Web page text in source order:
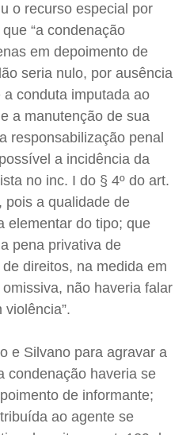
o recurso especial por
“a condenação
em depoimento de
seria nulo, por ausência
conduta imputada ao
a manutenção de sua
responsabilização penal
a incidência da
no inc. I do § 4º do art.
pois a qualidade de
elementar do tipo; que
pena privativa de
direitos, na medida em
não haveria falar
e Silvano para agravar a
condenação haveria se
de informante;
ao agente se